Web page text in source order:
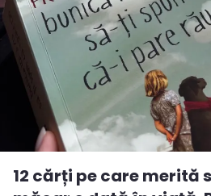
12 cărți pe care merită